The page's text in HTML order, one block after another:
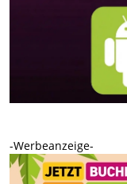
-Werbeanzeige-